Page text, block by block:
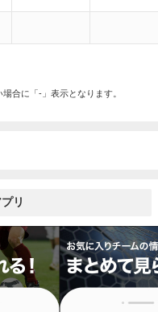
合に「-」表示となります。
リ